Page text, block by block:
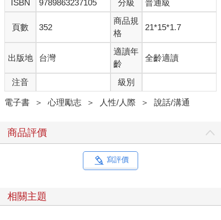
老王點點頭。
小姐噗哧笑了出來，拍了一下自己的腦袋：「我真笨，還沒問您
貴姓呢。」
老王伸左手，用右手在上面劃了三橫一豎。
「喔！王董事長。失敬、失敬！」
「這原來是樣品屋，也是全區視野最好的一戶，本來不想賣
的。」小姐扭扭脖子，噘噘嘴：「可是，可是您知道最近房地產
不景氣，我們只好割愛了。」看老王沒說話，又加一句：「而且
老王點點頭。
老王是知道以前的價錢，因為他商場的老朋友老孫就住在這棟樓
老王也確實是第二次來，只是上一次不是看房子，而是去賀老孫
清楚什麼地方是陽臺，什麼地方有熱水器，什麼地方是後門，以
ISBN 9789863237105 分級 普通級
頁數 352
商品規
格
21*15*1.7
出版地 台灣
適讀年
齡
全齡適讀
注音 級別
電子書 ＞ 心理勵志 ＞ 人性/人際 ＞ 說話/溝通
商品評價
寫評價
相關主題